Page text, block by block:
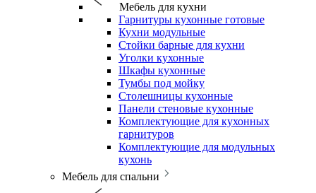
Мебель для кухни
Гарнитуры кухонные готовые
Кухни модульные
Стойки барные для кухни
Уголки кухонные
Шкафы кухонные
Тумбы под мойку
Столешницы кухонные
Панели стеновые кухонные
Комплектующие для кухонных
гарнитуров
Комплектующие для модульных
кухонь
Мебель для спальни